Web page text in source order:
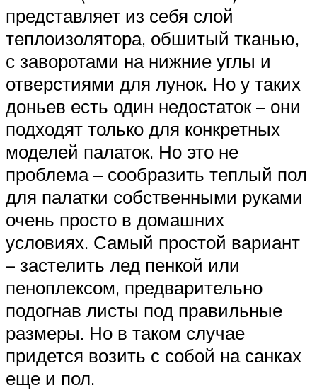
представляет из себя слой
теплоизолятора, обшитый тканью,
с заворотами на нижние углы и
отверстиями для лунок. Но у таких
доньев есть один недостаток – они
подходят только для конкретных
моделей палаток. Но это не
проблема – сообразить теплый пол
для палатки собственными руками
очень просто в домашних
условиях. Самый простой вариант
– застелить лед пенкой или
пеноплексом, предварительно
подогнав листы под правильные
размеры. Но в таком случае
придется возить с собой на санках
еще и пол.